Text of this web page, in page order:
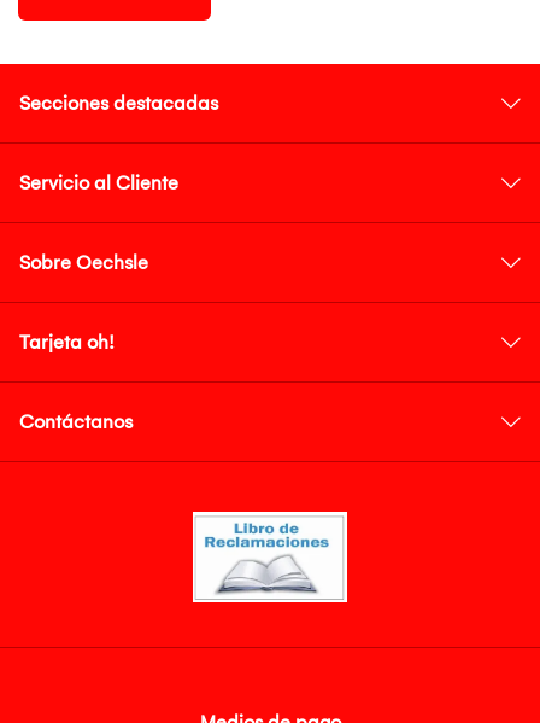
Secciones destacadas
Servicio al Cliente
Sobre Oechsle
Tarjeta oh!
Contáctanos